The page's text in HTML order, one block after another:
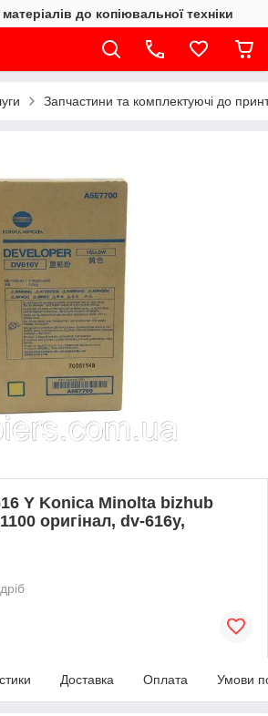
до копіювальної техніки
Запчастини та комплектуючі до
Y Konica Minolta bizhub
оригінал, dv-616y,
Доставка Оплата Умови